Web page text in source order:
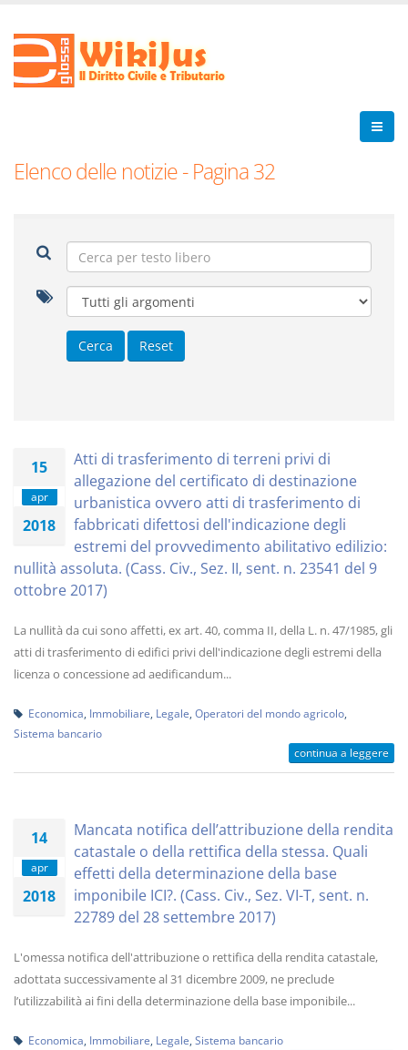
Elenco delle notizie - Pagina 32
15
apr
2018
Atti di trasferimento di terreni privi di
allegazione del certificato di destinazione
urbanistica ovvero atti di trasferimento di
fabbricati difettosi dell'indicazione degli
estremi del provvedimento abilitativo edilizio:
nullità assoluta. (Cass. Civ., Sez. II, sent. n. 23541 del 9
ottobre 2017)
La nullità da cui sono affetti, ex art. 40, comma II, della L. n. 47/1985, gli
atti di trasferimento di edifici privi dell'indicazione degli estremi della
licenza o concessione ad aedificandum...
Economica Immobiliare Legale Operatori del mondo agricolo
Sistema bancario
continua a leggere
14
apr
2018
Mancata notifica dell’attribuzione della rendita
catastale o della rettifica della stessa. Quali
effetti della determinazione della base
imponibile ICI?. (Cass. Civ., Sez. VI-T, sent. n.
22789 del 28 settembre 2017)
L'omessa notifica dell'attribuzione o rettifica della rendita catastale,
adottata successivamente al 31 dicembre 2009, ne preclude
l’utilizzabilità ai fini della determinazione della base imponibile...
Economica Immobiliare Legale Sistema bancario